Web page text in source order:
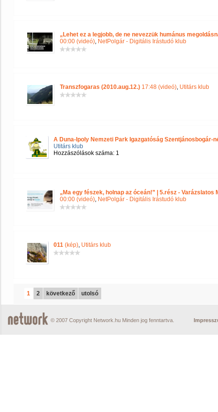
„Lehet ez a legjobb, de ne nevezzük humánus
00:00 (videó), NetPolgár - Digitális Irástudó klub
Transzfogaras (2010.aug.12.) 17:48 (videó), Utitárs klub
A Duna-Ipoly Nemzeti Park Igazgatóság Szentjánosbogár-
Utitárs klub
Hozzászólások száma: 1
„Ma egy fészek, holnap az óceán!” | 5.rész -
00:00 (videó), NetPolgár - Digitális Irástudó klub
011 (kép), Utitárs klub
1 2 következő utolsó
© 2007 Copyright Network.hu Minden jog fenntartva.